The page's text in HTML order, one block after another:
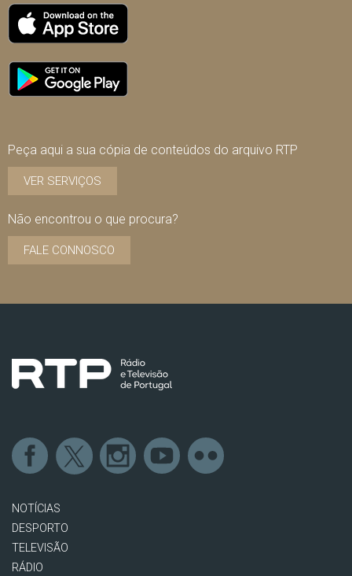
Peça aqui a sua cópia de conteúdos do arquivo RTP
VER SERVIÇOS
Não encontrou o que procura?
FALE CONNOSCO
NOTÍCIAS
DESPORTO
TELEVISÃO
RÁDIO